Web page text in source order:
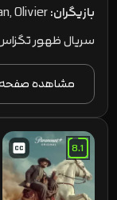
بازیگران:Olivier
Martinez
سریال ظهور تگزاس 2015 داستان زندگی مردانی را
مشاهده صفحه
8.1